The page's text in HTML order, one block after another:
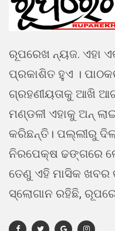
ରୂପରେଖ ନ୍ୟଜ. ଏହା
ପ୍ରକାଶିତ ହୁଏ ।
ଗ୍ରହଣୀୟତାକୁ ଆଖି
ମଣ୍ଡଳୀ ଏହାକୁ ଅନ୍
କରିଛନ୍ତି। ପଲ୍ଲୀରୁ
ନିରପେକ୍ଷ ଢଙ୍ଗରେ
ତେଣୁ ଏହି ମାସିକ ଖବର
ସ୍ଲୋଗାନ ରହିଛି,